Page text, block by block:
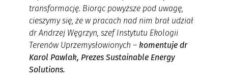
transformację. Biorąc powyższe pod uwagę,
cieszymy się, że w pracach nad nim brał udział
dr Andrzej Węgrzyn, szef Instytutu Ekologii
Terenów Uprzemysłowionych – komentuje dr
Karol Pawlak, Prezes Sustainable Energy
Solutions.